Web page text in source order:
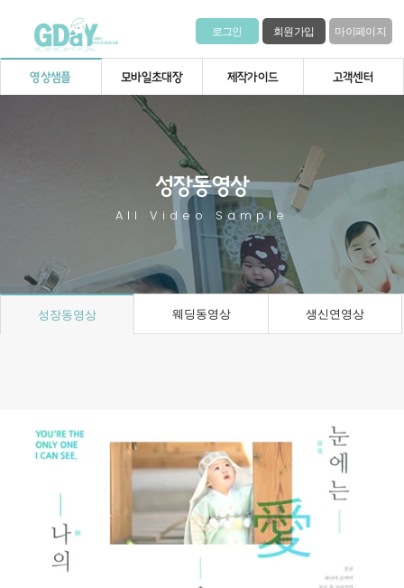
로그인 회원가입 마이페이지
영상샘플 모바일초대장 제작가이드 고객센터
성장동영상
All Video Sample
성장동영상 웨딩동영상 생신연영상